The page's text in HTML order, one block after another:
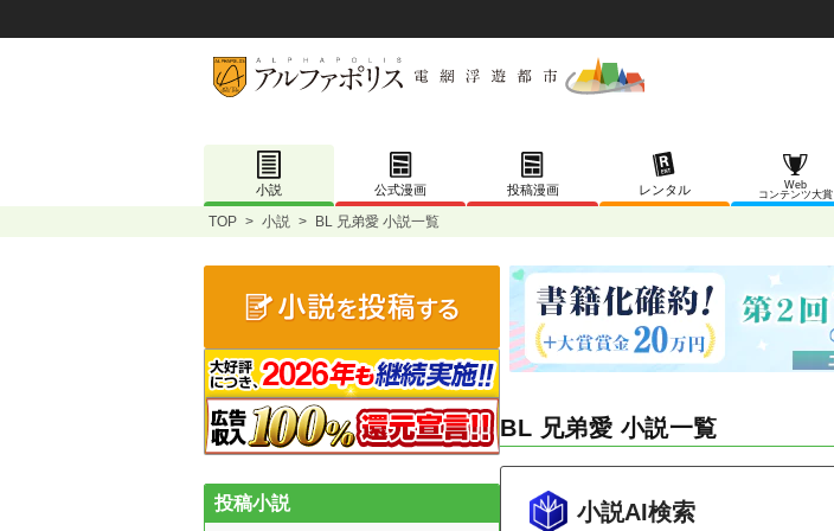
小説 公式漫画 投稿漫画 レンタル
Web
コンテンツ大賞
TOP > 小説 > BL 兄弟愛 小説一覧
BL 兄弟愛 小説一覧
小説AI検索
投稿小説